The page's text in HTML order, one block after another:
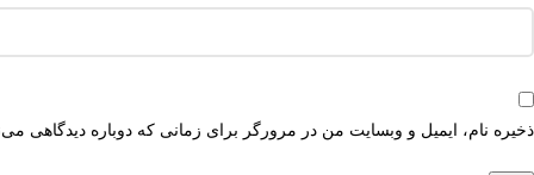
ذخیره نام، ایمیل و وبسایت من در مرورگر برای زمانی که دوباره دیدگاهی